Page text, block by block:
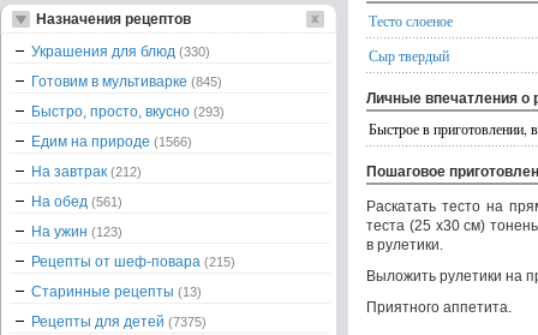
Тесто слоеное
Сыр твердый
Личные впечатления о
Быстрое в приготовлении,
Пошаговое
Раскатать тесто на
теста (25 x30 см)
в рулетики.
Выложить рулетики на
Приятного аппетита.
Назначения рецептов
Украшения для блюд (330)
Готовим в мультиварке (845)
Быстро, просто, вкусно (293)
Едим на природе (1566)
На завтрак (212)
На обед (561)
На ужин (123)
Рецепты от шеф-повара (215)
Старинные рецепты (13)
Рецепты для детей (7375)